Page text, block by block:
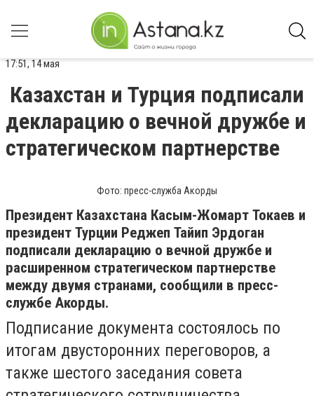
17:51, 14 мая
Казахстан и Турция подписали
декларацию о вечной дружбе и
стратегическом партнерстве
Фото: пресс-служба Акорды
Президент Казахстана Касым-Жомарт Токаев и
президент Турции Реджеп Тайип Эрдоган
подписали декларацию о вечной дружбе и
расширенном стратегическом партнерстве
между двумя странами, сообщили в пресс-
службе Акорды.
Подписание документа состоялось по
итогам двусторонних переговоров, а
также шестого заседания cовета